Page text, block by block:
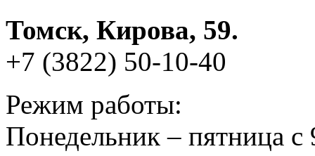
Томск, Кирова, 59.
+7 (3822) 50-10-40
Режим работы:
Понедельник – пятница с